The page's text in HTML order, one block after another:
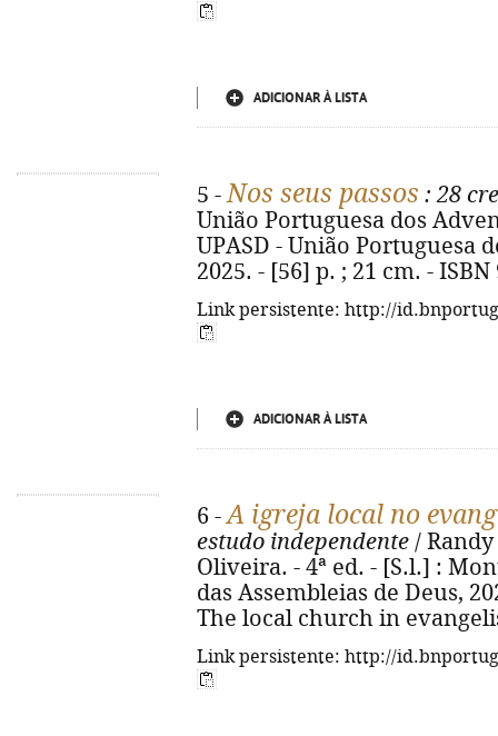
ADICIONAR À LISTA
5 -Nos seus passos : 28
União Portuguesa dos
UPASD - União Portuguesa
2025. - [56] p. ; 21 cm. - ISBN
Link persistente: http://
ADICIONAR À LISTA
6 -A igreja local no
estudo independente /
Oliveira. - 4ª ed. - [S.l.] :
das Assembleias de Deus,
The local church in
Link persistente: http://